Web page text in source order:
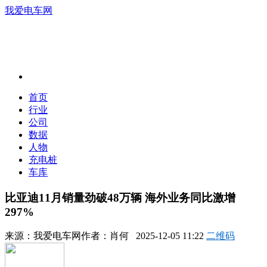
我爱电车网
首页
行业
公司
数据
人物
充电桩
车库
比亚迪11月销量劲破48万辆 海外业务同比激增
297%
来源： 我爱电车网作者： 肖何 2025-12-05 11:22 二维码